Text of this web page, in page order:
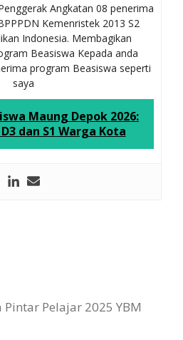
Angkatan 08 penerima
Kemenristek 2013 S2
Indonesia. Membagikan
Beasiswa Kepada anda
program Beasiswa seperti
saya
Maung Depok 2026:
dan S1 Warga Kota
Pintar Pelajar 2025 YBM